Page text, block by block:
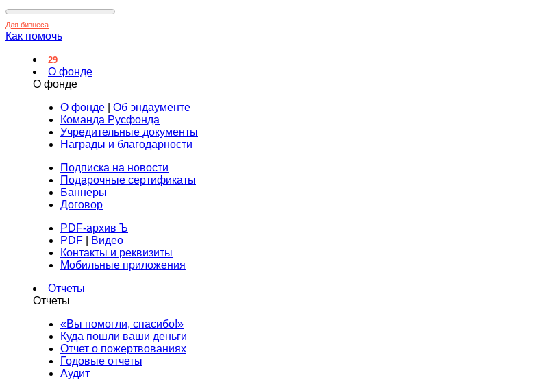
Для бизнеса
Как помочь
29
О фонде
О фонде
О фонде
Об эндаументе
Команда Русфонда
Учредительные документы
Награды и благодарности
Подписка на новости
Подарочные сертификаты
Баннеры
Договор
PDF-архив Ъ
PDF
Видео
Контакты и реквизиты
Мобильные приложения
Отчеты
Отчеты
«Вы помогли, спасибо!»
Куда пошли ваши деньги
Отчет о пожертвованиях
Годовые отчеты
Аудит